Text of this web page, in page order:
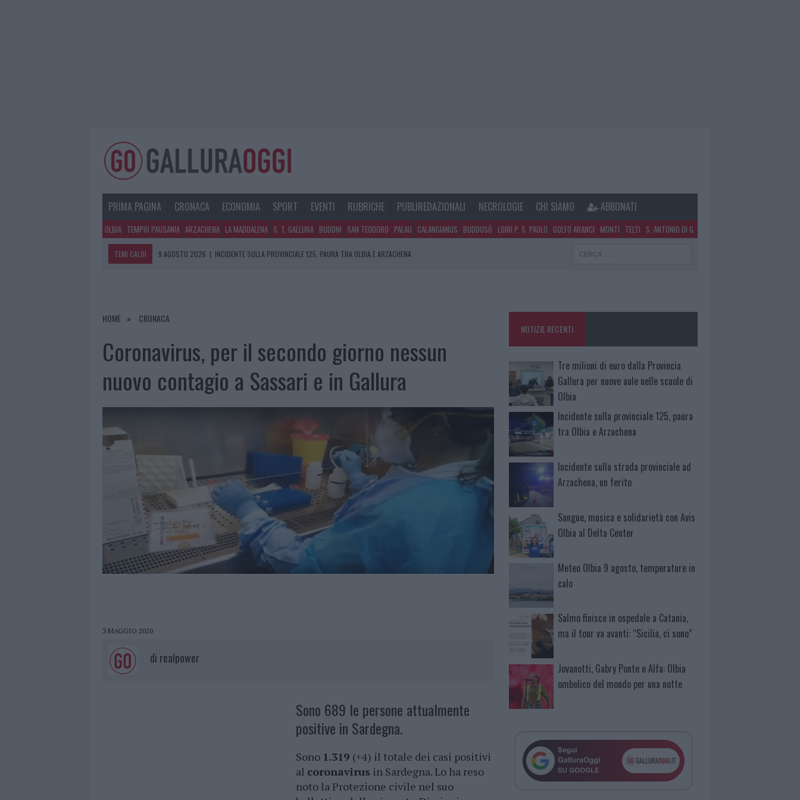
PRIMA PAGINA CRONACA ECONOMIA SPORT EVENTI RUBRICHE PUBLIREDAZIONALI NECROLOGIE CHI SIAMO ABBONATI
OLBIA TEMPIO PAUSANIA ARZACHENA LA MADDALENA S. T. GALLURA BUDONI SAN TEODORO PALAU CALANGIANUS BUDDUSÒ LOIRI P. S. PAOLO GOLFO ARANCI MONTI TELTI S. ANTONIO DI G.
TEMI CALDI 9 AGOSTO 2026 | INCIDENTE SULLA PROVINCIALE 125, PAURA TRA OLBIA E ARZACHENA
8 AGOSTO 2026
|
HOME CRONACA
Coronavirus, per il secondo giorno nessun
nuovo contagio a Sassari e in Gallura
3 MAGGIO 2020
di realpower
Sono 689 le persone attualmente
positive in Sardegna.
Sono 1.319 (+4) il totale dei casi positivi
al coronavirus in Sardegna. Lo ha reso
noto la Protezione civile nel suo
NOTIZIE RECENTI
Tre milioni di euro dalla Provincia
Gallura per nuove aule nelle scuole di
Olbia
Incidente sulla provinciale 125, paura
tra Olbia e Arzachena
Incidente sulla strada provinciale ad
Arzachena, un ferito
Sangue, musica e solidarietà con Avis
Olbia al Delta Center
Meteo Olbia 9 agosto, temperature in
calo
Salmo finisce in ospedale a Catania,
ma il tour va avanti: “Sicilia, ci sono”
Jovanotti, Gabry Ponte e Alfa: Olbia
ombelico del mondo per una notte